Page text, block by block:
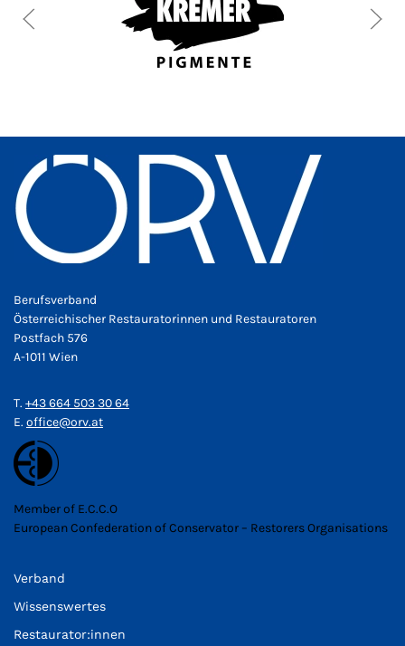
Berufsverband
Österreichischer Restauratorinnen und Restauratoren
Postfach 576
A-1011 Wien
T. +43 664 503 30 64
E. office@orv.at
Member of E.C.C.O
European Confederation of Conservator – Restorers Organisations
Verband
Wissenswertes
Restaurator:innen